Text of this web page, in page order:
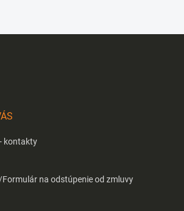
kontakty
na odstúpenie od zmluvy